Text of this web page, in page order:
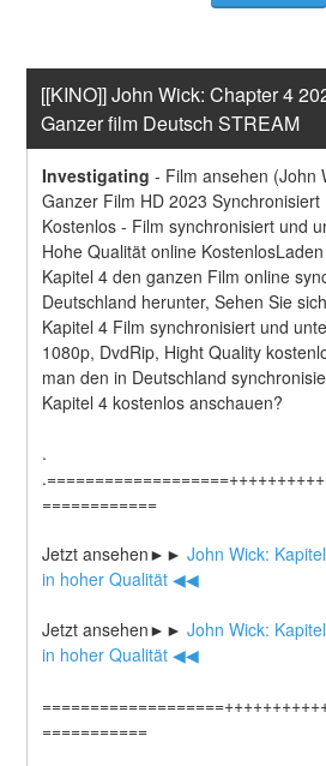
[[KINO]] John Wick: Chapter 4
Ganzer film Deutsch STREAM
Investigating - Film ansehen (John
Ganzer Film HD 2023
Kostenlos - Film synchronisiert und
Hohe Qualität online
Kapitel 4 den ganzen Film online
Deutschland herunter, Sehen Sie
Kapitel 4 Film synchronisiert und
1080p, DvdRip, Hight Quality
man den in Deutschland
Kapitel 4 kostenlos anschauen?
.
============
Jetzt ansehen►► John Wick:
in hoher Qualität ◀◀
Jetzt ansehen►► John Wick:
in hoher Qualität ◀◀
===========